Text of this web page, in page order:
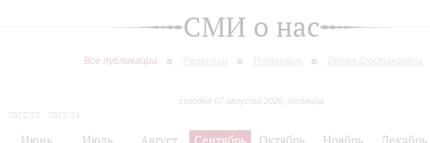
СМИ о нас
Все публикации Рецензии Интервью Время Шостаковича
сегодня 07 августа 2026, пятница
2022/23
2023/24